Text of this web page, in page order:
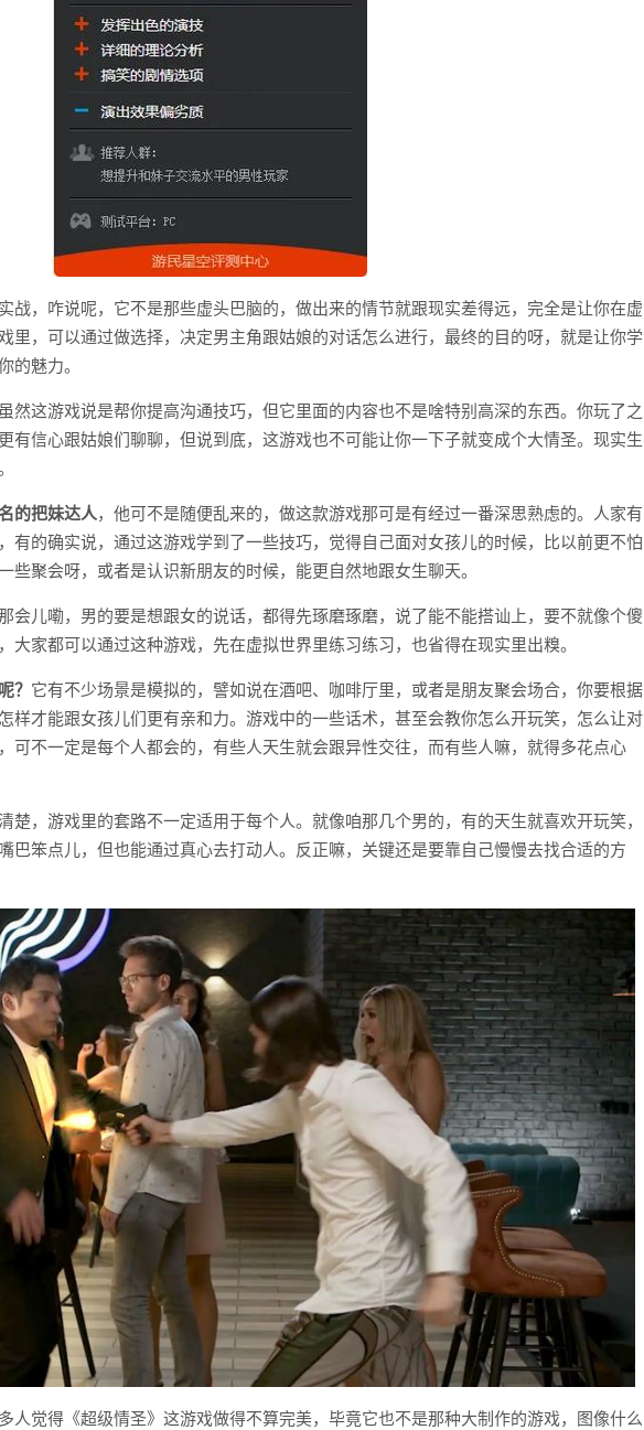
战，咋说呢，它不是那些虚头巴脑的，做出来的情节就跟现实差得远，完全是让你在虚
里，可以通过做选择，决定男主角跟姑娘的对话怎么进行，最终的目的呀，就是让你学
的魅力。
然这游戏说是帮你提高沟通技巧，但它里面的内容也不是啥特别高深的东西。你玩了之
有信心跟姑娘们聊聊，但说到底，这游戏也不可能让你一下子就变成个大情圣。现实生
的把妹达人，他可不是随便乱来的，做这款游戏那可是有经过一番深思熟虑的。人家有
有的确实说，通过这游戏学到了一些技巧，觉得自己面对女孩儿的时候，比以前更不怕
些聚会呀，或者是认识新朋友的时候，能更自然地跟女生聊天。
会儿嘞，男的要是想跟女的说话，都得先琢磨琢磨，说了能不能搭讪上，要不就像个傻
大家都可以通过这种游戏，先在虚拟世界里练习练习，也省得在现实里出糗。
？ 它有不少场景是模拟的，譬如说在酒吧、咖啡厅里，或者是朋友聚会场合，你要根据
样才能跟女孩儿们更有亲和力。游戏中的一些话术，甚至会教你怎么开玩笑，怎么让对
可不一定是每个人都会的，有些人天生就会跟异性交往，而有些人嘛，就得多花点心
楚，游戏里的套路不一定适用于每个人。就像咱那几个男的，有的天生就喜欢开玩笑，
巴笨点儿，但也能通过真心去打动人。反正嘛，关键还是要靠自己慢慢去找合适的方
人觉得《超级情圣》这游戏做得不算完美，毕竟它也不是那种大制作的游戏，图像什么